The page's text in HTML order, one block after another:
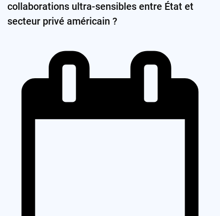
collaborations ultra-sensibles entre État et
secteur privé américain ?